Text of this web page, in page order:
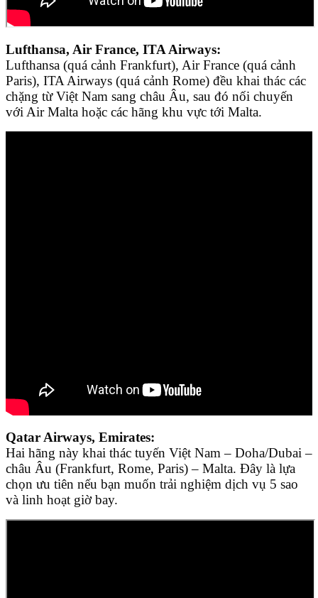
Lufthansa, Air France, ITA Airways:
Lufthansa (quá cảnh Frankfurt), Air France (quá cảnh
Paris), ITA Airways (quá cảnh Rome) đều khai thác các
chặng từ Việt Nam sang châu Âu, sau đó nối chuyến
với Air Malta hoặc các hãng khu vực tới Malta.
Qatar Airways, Emirates:
Hai hãng này khai thác tuyến Việt Nam – Doha/Dubai –
châu Âu (Frankfurt, Rome, Paris) – Malta. Đây là lựa
chọn ưu tiên nếu bạn muốn trải nghiệm dịch vụ 5 sao
và linh hoạt giờ bay.